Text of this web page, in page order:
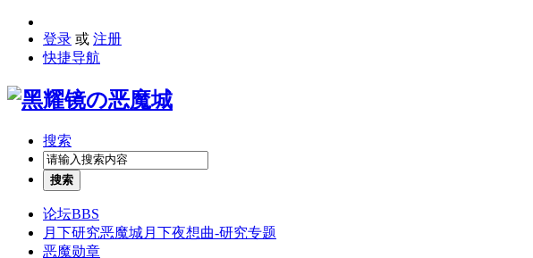
登录 或 注册
快捷导航
搜索
搜索
论坛BBS
月下研究恶魔城月下夜想曲-研究专题
恶魔勋章